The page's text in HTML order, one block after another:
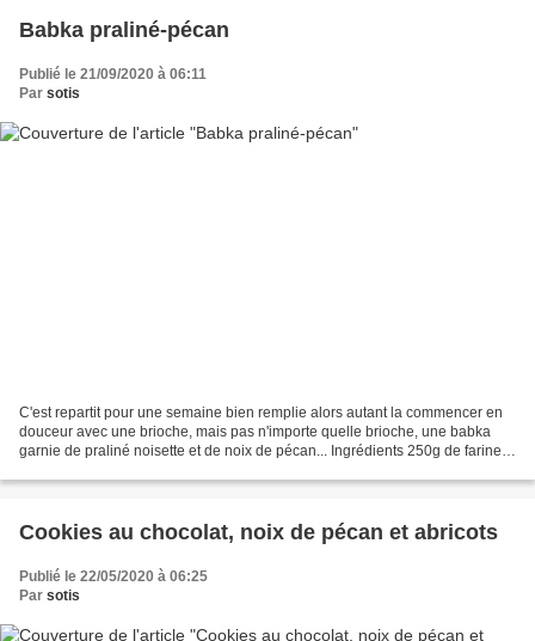
Babka praliné-pécan
Publié le 21/09/2020 à 06:11
Par sotis
C'est repartit pour une semaine bien remplie alors autant la commencer en
douceur avec une brioche, mais pas n'importe quelle brioche, une babka
garnie de praliné noisette et de noix de pécan... Ingrédients 250g de farine 1
Cookies au chocolat, noix de pécan et abricots
Publié le 22/05/2020 à 06:25
Par sotis